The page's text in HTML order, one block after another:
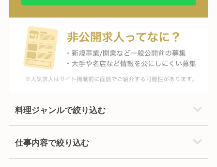
料理ジャンルで絞り込む
仕事内容で絞り込む